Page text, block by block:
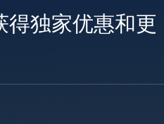
得独家优惠和更